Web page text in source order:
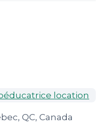
QC, Canada